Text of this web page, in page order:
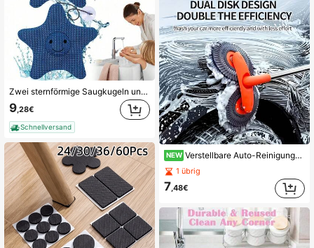
Zwei sternförmige Saugkugeln und Schwämme mit 3D-Wabenstruktur | Wiederverwendbarer Schmutzabsorber, geeignet für Whirlpools, Spas, Schwimmbäder und schwimmende Ölfilter, um das Wasser klar zu halten.
9 ,28€
Schnellversand
NEW Verstellbare Auto-Reinigungsbürste mit langem Griff, Snowy Liner Ultra-Feinfaser-Autoreinigungswerkzeug, robuster Mehrflächen-Automopp, Fahrzeugpflege-Reinigung, Staubwedel mit weichen Borsten für schwer zugängliche Bereiche
1 übrig
7,48€